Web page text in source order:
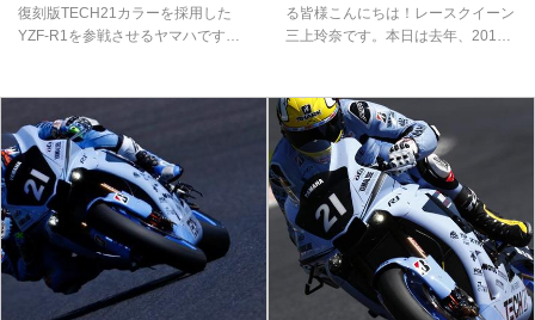
ペーンをヤマハが企画!!
[TECH21]
復刻版TECH21カラーを採用した
YZF-R1を参戦させるヤマハです
ています。それは1980年代当時の
TECH21グッズを鈴鹿8耐のヤマハ
ファンブース提示するだけで、ヤマ
ハ8耐オリジナルTシャツを限定数プ
レゼントする、というもの！ 今す
ぐ実家のかあちゃん・・・もとい、
母上に電話して家捜しをしてもらい
ましょう！（笑）
る皆様こんにちは！レースクイーン
三上玲奈です。本日は去年、2018
頂きます♩